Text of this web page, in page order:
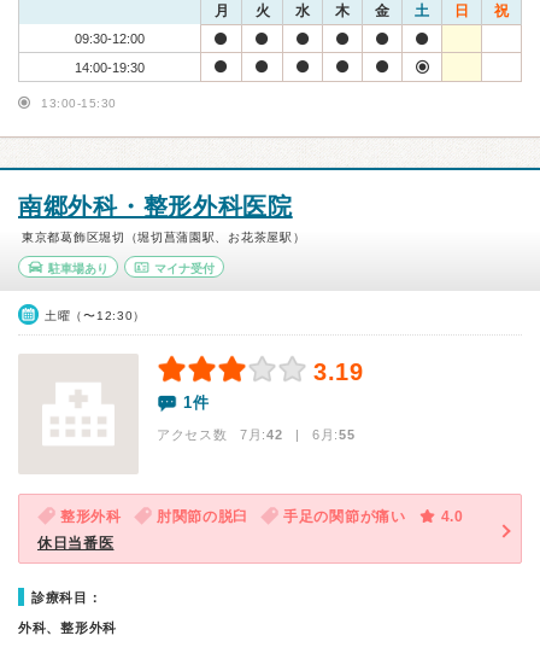
月 火 水 木 金 土 日 祝
09:30-12:00
14:00-19:30
13:00-15:30
南郷外科・整形外科医院
東京都葛飾区堀切（堀切菖蒲園駅、お花茶屋駅）
駐車場あり マイナ受付
土曜（〜12:30）
3.19
1件
アクセス数 7月:42 | 6月:55
整形外科 肘関節の脱臼 手足の関節が痛い
4.0
休日当番医
診療科目：
外科、整形外科